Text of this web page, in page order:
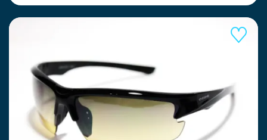
ШВИДШЕ КОНКУРЕНТІВ
ВІДПРАВКА У ТОЙ ЖЕ ДЕНЬ
ПРИ ЗАМОВЛЕННІ ДО 14-00
Працюємо швидко, щоб Ви завжди